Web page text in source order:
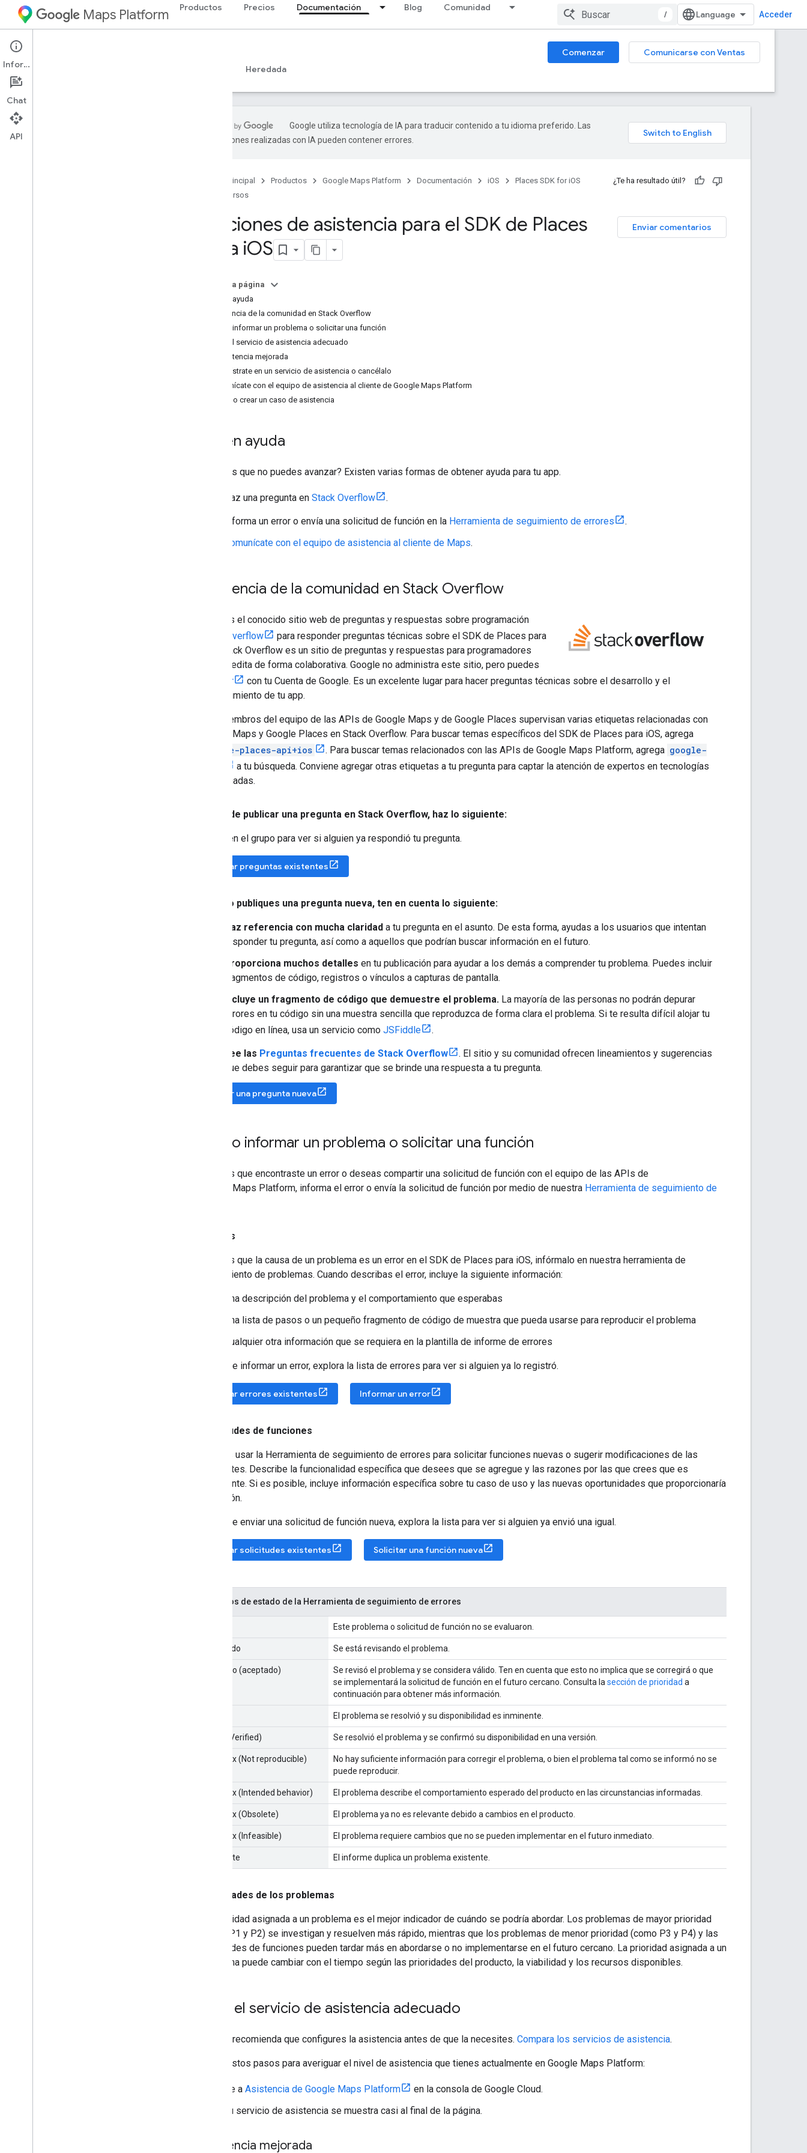
Maps Platform Productos Precios Documentación Blog Comunidad
/ Acceder
iOS Comenzar
Comunicarse con Ventas
Guías
Heredada
Google utiliza tecnología de IA para traducir contenido a tu idioma preferido. Las
traducciones realizadas con IA pueden contener errores.
Página principal Productos Google Maps Platform Documentación iOS
Places SDK for iOS
Recursos
¿Te ha resultado útil?
Enviar comentarios
Opciones de asistencia para el SDK de Places
para iOS
En esta página
Obtén ayuda
Asistencia de la comunidad en Stack Overflow
Cómo informar un problema o solicitar una función
Elige el servicio de asistencia adecuado
Asistencia mejorada
Regístrate en un servicio de asistencia o cancélalo
Comunícate con el equipo de asistencia al cliente de Google Maps Platform
Cómo crear un caso de asistencia
Obtén ayuda
¿Sientes que no puedes avanzar? Existen varias formas de obtener ayuda para tu app.
Haz una pregunta en Stack Overflow .
Informa un error o envía una solicitud de función en la Herramienta de seguimiento de errores
.
Comunícate con el equipo de asistencia al cliente de Maps.
Asistencia de la comunidad en Stack Overflow
Usamos el conocido sitio web de preguntas y respuestas sobre programación
Stack Overflow
para responder preguntas técnicas sobre el SDK de Places para
iOS. Stack Overflow es un sitio de preguntas y respuestas para programadores
que se edita de forma colaborativa. Google no administra este sitio, pero puedes
acceder
con tu Cuenta de Google. Es un excelente lugar para hacer preguntas técnicas sobre el desarrollo y el
mantenimiento de tu app.
Los miembros del equipo de las APIs de Google Maps y de Google Places supervisan varias etiquetas relacionadas con
Google Maps y Google Places en Stack Overflow. Para buscar temas específicos del SDK de Places para iOS, agrega
google-places-api+ios
. Para buscar temas relacionados con las APIs de Google Maps Platform, agrega google-
a tu búsqueda. Conviene agregar otras etiquetas a tu pregunta para captar la atención de expertos en tecnologías
relacionadas.
Antes de publicar una pregunta en Stack Overflow, haz lo siguiente:
Busca en el grupo para ver si alguien ya respondió tu pregunta.
Buscar preguntas existentes
Cuando publiques una pregunta nueva, ten en cuenta lo siguiente:
Haz referencia con mucha claridad a tu pregunta en el asunto. De esta forma, ayudas a los usuarios que intentan
responder tu pregunta, así como a aquellos que podrían buscar información en el futuro.
Proporciona muchos detalles en tu publicación para ayudar a los demás a comprender tu problema. Puedes incluir
fragmentos de código, registros o vínculos a capturas de pantalla.
Incluye un fragmento de código que demuestre el problema. La mayoría de las personas no podrán depurar
errores en tu código sin una muestra sencilla que reproduzca de forma clara el problema. Si te resulta difícil alojar tu
código en línea, usa un servicio como JSFiddle .
Lee las Preguntas frecuentes de Stack Overflow
. El sitio y su comunidad ofrecen lineamientos y sugerencias
que debes seguir para garantizar que se brinde una respuesta a tu pregunta.
Hacer una pregunta nueva
Cómo informar un problema o solicitar una función
Si crees que encontraste un error o deseas compartir una solicitud de función con el equipo de las APIs de
Google Maps Platform, informa el error o envía la solicitud de función por medio de nuestra Herramienta de seguimiento de
Errores
Si crees que la causa de un problema es un error en el SDK de Places para iOS, infórmalo en nuestra herramienta de
seguimiento de problemas. Cuando describas el error, incluye la siguiente información:
Una descripción del problema y el comportamiento que esperabas
Una lista de pasos o un pequeño fragmento de código de muestra que pueda usarse para reproducir el problema
Cualquier otra información que se requiera en la plantilla de informe de errores
Antes de informar un error, explora la lista de errores para ver si alguien ya lo registró.
Buscar errores existentes Informar un error
Solicitudes de funciones
Puedes usar la Herramienta de seguimiento de errores para solicitar funciones nuevas o sugerir modificaciones de las
existentes. Describe la funcionalidad específica que desees que se agregue y las razones por las que crees que es
importante. Si es posible, incluye información específica sobre tu caso de uso y las nuevas oportunidades que proporcionaría
la función.
Antes de enviar una solicitud de función nueva, explora la lista para ver si alguien ya envió una igual.
Buscar solicitudes existentes Solicitar una función nueva
Códigos de estado de la Herramienta de seguimiento de errores
Este problema o solicitud de función no se evaluaron.
Asignado Se está revisando el problema.
En curso (aceptado)
Se revisó el problema y se considera válido. Ten en cuenta que esto no implica que se corregirá o que
se implementará la solicitud de función en el futuro cercano. Consulta la sección de prioridad a
continuación para obtener más información.
El problema se resolvió y su disponibilidad es inminente.
Fixed (Verified) Se resolvió el problema y se confirmó su disponibilidad en una versión.
Won't fix (Not reproducible)
No hay suficiente información para corregir el problema, o bien el problema tal como se informó no se
puede reproducir.
Won't fix (Intended behavior) El problema describe el comportamiento esperado del producto en las circunstancias informadas.
Won't fix (Obsolete) El problema ya no es relevante debido a cambios en el producto.
Won't fix (Infeasible) El problema requiere cambios que no se pueden implementar en el futuro inmediato.
Duplicate El informe duplica un problema existente.
Prioridades de los problemas
La prioridad asignada a un problema es el mejor indicador de cuándo se podría abordar. Los problemas de mayor prioridad
(como P1 y P2) se investigan y resuelven más rápido, mientras que los problemas de menor prioridad (como P3 y P4) y las
solicitudes de funciones pueden tardar más en abordarse o no implementarse en el futuro cercano. La prioridad asignada a un
problema puede cambiar con el tiempo según las prioridades del producto, la viabilidad y los recursos disponibles.
Elige el servicio de asistencia adecuado
Google recomienda que configures la asistencia antes de que la necesites. Compara los servicios de asistencia.
Sigue estos pasos para averiguar el nivel de asistencia que tienes actualmente en Google Maps Platform:
Ve a Asistencia de Google Maps Platform
en la consola de Google Cloud.
Tu servicio de asistencia se muestra casi al final de la página.
Asistencia mejorada
Información
Chat
API